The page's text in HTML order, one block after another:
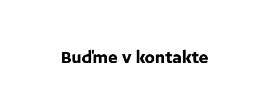
Buďme v kontakte